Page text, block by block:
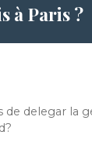
à Paris ?
de delegar la